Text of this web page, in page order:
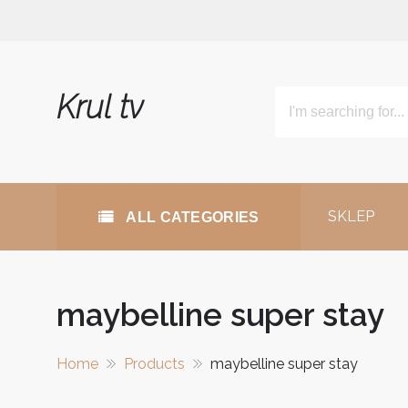
Krul tv
ALL CATEGORIES SKLEP
maybelline super stay
Home Products maybelline super stay